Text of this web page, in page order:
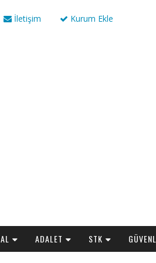
İletişim Kurum Ekle
ADALET STK